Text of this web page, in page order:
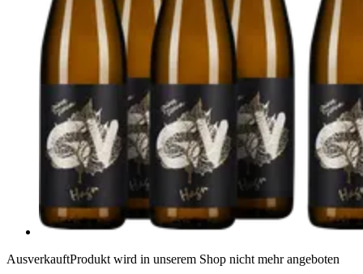
AusverkauftProdukt wird in unserem Shop nicht mehr angeboten